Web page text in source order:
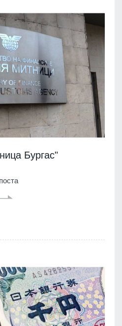
Бургас"